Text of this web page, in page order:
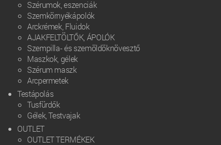
Szérumok, eszenciák
Szemkörnyékápolók
Arckrémek, Fluidok
AJAKFELTÖLTŐK, ÁPOLÓK
Szempilla- és szemöldöknövesztő
Maszkok, gélek
Szérum maszk
Arcpermetek
Testápolás
Tusfürdők
Gélek, Testvajak
OUTLET
OUTLET TERMÉKEK